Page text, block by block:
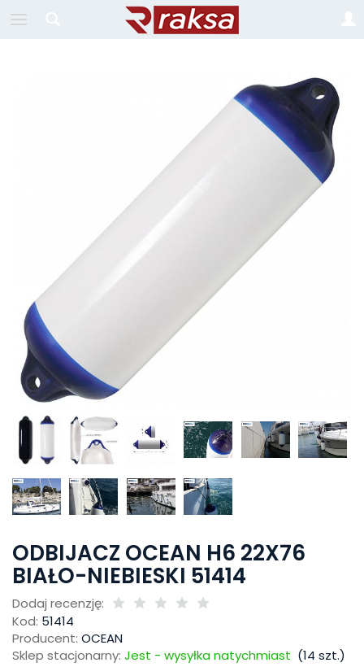
ODBIJACZ OCEAN H6 22X76
BIAŁO-NIEBIESKI 51414
Dodaj recenzję:
Kod: 51414
Producent: OCEAN
Sklep stacjonarny: Jest - wysyłka natychmiast (14 szt.)